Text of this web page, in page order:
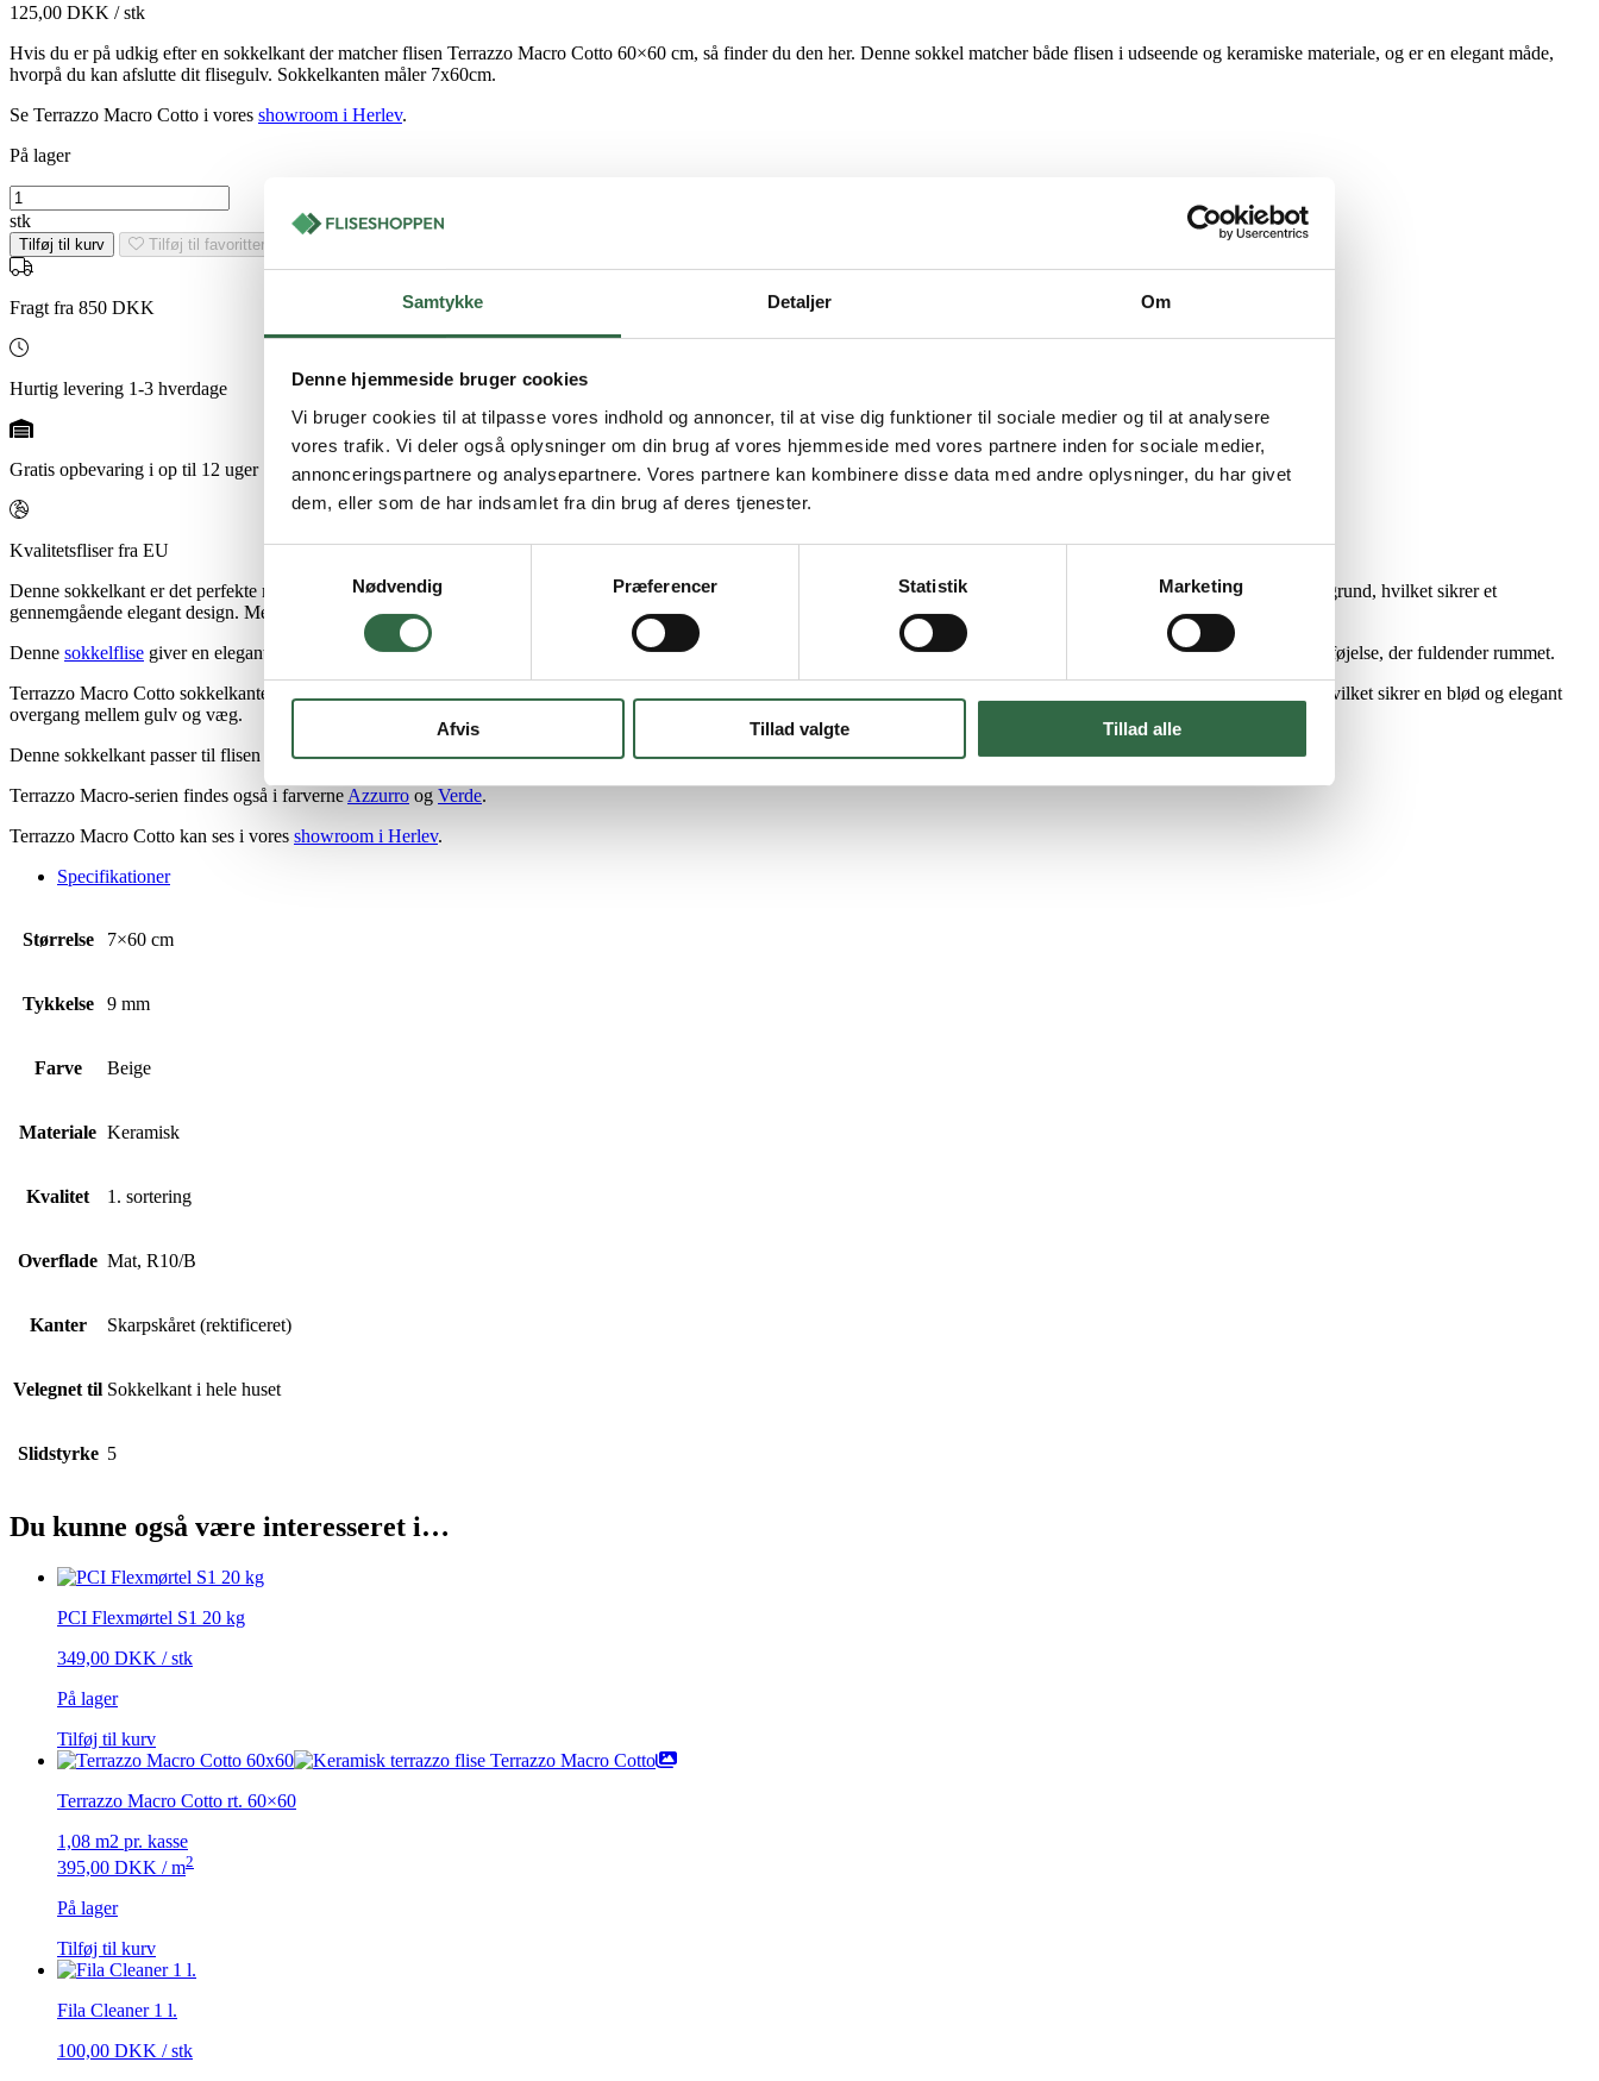
Samtykke Detaljer Om
Denne hjemmeside bruger cookies
Vi bruger cookies til at tilpasse vores indhold og annoncer, til at vise dig funktioner til sociale medier og til at analysere
vores trafik. Vi deler også oplysninger om din brug af vores hjemmeside med vores partnere inden for sociale medier,
annonceringspartnere og analysepartnere. Vores partnere kan kombinere disse data med andre oplysninger, du har givet
dem, eller som de har indsamlet fra din brug af deres tjenester.
Nødvendig
Præferencer Statistik Marketing
Afvis Tillad valgte Tillad alle
125,00 DKK / stk
Hvis du er på udkig efter en sokkelkant der matcher flisen Terrazzo Macro Cotto 60×60 cm, så finder du den her. Denne sokkel matcher både flisen i udseende og keramiske materiale, og er en elegant måde,
hvorpå du kan afslutte dit flisegulv. Sokkelkanten måler 7x60cm.
Se Terrazzo Macro Cotto i vores showroom i Herlev.
På lager
Terrazzo
Macro
Cotto
sokkel
rt.
7x60
antal
stk
Tilføj til kurv Tilføj til favoritter
Fragt fra 850 DKK
Hurtig levering 1-3 hverdage
Gratis opbevaring i op til 12 uger
Kvalitetsfliser fra EU
Denne sokkelkant er det perfekte match til flisen Terrazzo Macro Cotto 60×60 cm. Soklen har samme terrazzomønster med beige og cottofarvede marmorbrud på en neutral baggrund, hvilket sikrer et
gennemgående elegant design. Med målene 7×60 cm passer soklen perfekt til 60×60-flisen, og du kan derved skabe en stilfuld og harmonisk indretning.
Denne sokkelflise giver en elegant afslutning på dit flisegulv, samtidig med at den beskytter bunden af væggen mod slid og stød. Soklen er derfor både en praktisk og æstetisk tilføjelse, der fuldender rummet.
Terrazzo Macro Cotto sokkelkanten er rektificeret, hvilket betyder, at den har skarpskårne kanter, som giver mulighed for en smal fuge. Den øverste kant på soklen er afrundet, hvilket sikrer en blød og elegant
overgang mellem gulv og væg.
Denne sokkelkant passer til flisen Terrazzo Macro Cotto, der fås i størrelsen60×60 cm.
Terrazzo Macro-serien findes også i farverne Azzurro og Verde.
Terrazzo Macro Cotto kan ses i vores showroom i Herlev.
Specifikationer
Størrelse 7×60 cm
Tykkelse 9 mm
Farve Beige
Materiale Keramisk
Kvalitet 1. sortering
Overflade Mat, R10/B
Kanter Skarpskåret (rektificeret)
Velegnet til Sokkelkant i hele huset
Slidstyrke 5
Du kunne også være interesseret i…
PCI Flexmørtel S1 20 kg
349,00 DKK / stk
På lager
Tilføj til kurv
Terrazzo Macro Cotto rt. 60×60
1,08 m2 pr. kasse
395,00 DKK / m2
På lager
Tilføj til kurv
Fila Cleaner 1 l.
100,00 DKK / stk